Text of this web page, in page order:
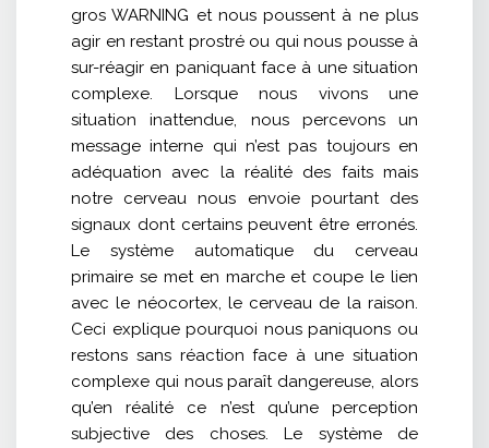
gros WARNING et nous poussent à ne plus
agir en restant prostré ou qui nous pousse à
sur-réagir en paniquant face à une situation
complexe. Lorsque nous vivons une
situation inattendue, nous percevons un
message interne qui n’est pas toujours en
adéquation avec la réalité des faits mais
notre cerveau nous envoie pourtant des
signaux dont certains peuvent être erronés.
Le système automatique du cerveau
primaire se met en marche et coupe le lien
avec le néocortex, le cerveau de la raison.
Ceci explique pourquoi nous paniquons ou
restons sans réaction face à une situation
complexe qui nous paraît dangereuse, alors
qu’en réalité ce n’est qu’une perception
subjective des choses. Le système de